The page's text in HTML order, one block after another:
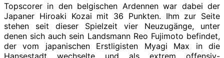
Topscorer in den belgischen Ardennen war dabei der
Japaner Hiroaki Kozai mit 36 Punkten. Ihm zur Seite
stehen seit dieser Spielzeit vier Neuzugänge, unter
denen sich auch sein Landsmann Reo Fujimoto befindet,
der vom japanischen Erstligisten Myagi Max in die
Hansestadt wechselte und als extrem offensiv-